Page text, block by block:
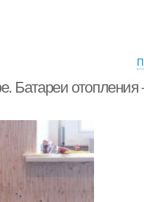
Батареи отопления